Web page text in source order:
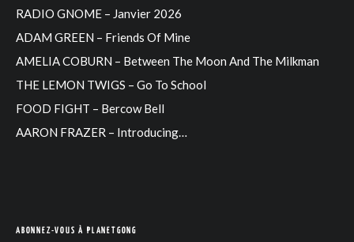
RADIO GNOME – Janvier 2026
ADAM GREEN – Friends Of Mine
AMELIA COBURN – Between The Moon And The Milkman
THE LEMON TWIGS – Go To School
FOOD FIGHT – Bercow Bell
AARON FRAZER – Introducing…
ABONNEZ-VOUS À PLANETGONG